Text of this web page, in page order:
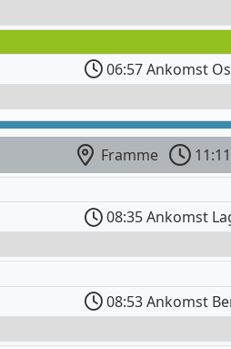
06:57 Ankomst
Framme
11:11
08:35 Ankomst
08:53 Ankomst